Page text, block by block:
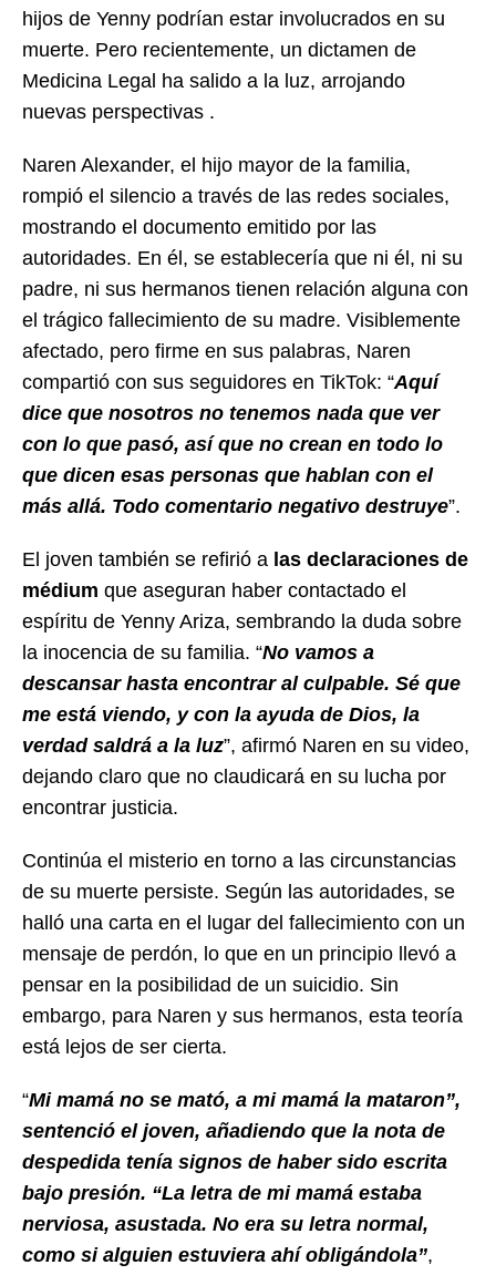
hijos de Yenny podrían estar involucrados en su
muerte. Pero recientemente, un dictamen de
Medicina Legal ha salido a la luz, arrojando
nuevas perspectivas .
Naren Alexander, el hijo mayor de la familia,
rompió el silencio a través de las redes sociales,
mostrando el documento emitido por las
autoridades. En él, se establecería que ni él, ni su
padre, ni sus hermanos tienen relación alguna con
el trágico fallecimiento de su madre. Visiblemente
afectado, pero firme en sus palabras, Naren
compartió con sus seguidores en TikTok: “Aquí
dice que nosotros no tenemos nada que ver
con lo que pasó, así que no crean en todo lo
que dicen esas personas que hablan con el
más allá. Todo comentario negativo destruye”.
El joven también se refirió a las declaraciones de
médium que aseguran haber contactado el
espíritu de Yenny Ariza, sembrando la duda sobre
la inocencia de su familia. “No vamos a
descansar hasta encontrar al culpable. Sé que
me está viendo, y con la ayuda de Dios, la
verdad saldrá a la luz”, afirmó Naren en su video,
dejando claro que no claudicará en su lucha por
encontrar justicia.
Continúa el misterio en torno a las circunstancias
de su muerte persiste. Según las autoridades, se
halló una carta en el lugar del fallecimiento con un
mensaje de perdón, lo que en un principio llevó a
pensar en la posibilidad de un suicidio. Sin
embargo, para Naren y sus hermanos, esta teoría
está lejos de ser cierta.
“Mi mamá no se mató, a mi mamá la mataron”,
sentenció el joven, añadiendo que la nota de
despedida tenía signos de haber sido escrita
bajo presión. “La letra de mi mamá estaba
nerviosa, asustada. No era su letra normal,
como si alguien estuviera ahí obligándola”,